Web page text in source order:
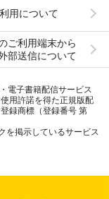
用について
ご利用端末から
部送信について
電子書籍配信サービス
用許諾を得た正規版配
録商標（登録番号 第
を掲示しているサービス